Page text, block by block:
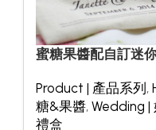
蜜糖果醬配自訂迷
Product | 產品系列 ,
糖&果醬, Wedding |
禮盒